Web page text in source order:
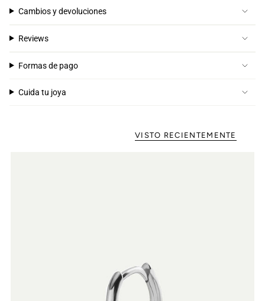
Cambios y devoluciones
Reviews
Formas de pago
Cuida tu joya
VISTO RECIENTEMENTE